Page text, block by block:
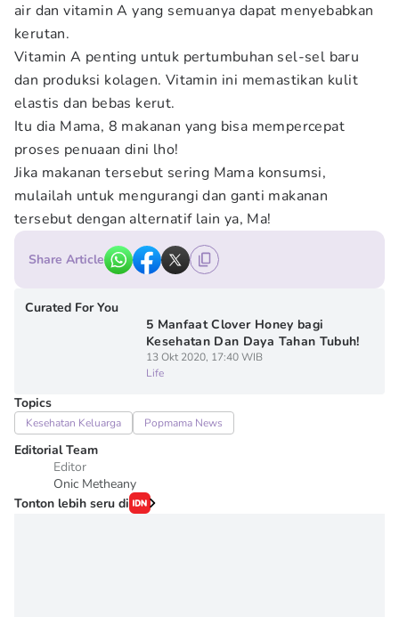
air dan vitamin A yang semuanya dapat menyebabkan
kerutan.
Vitamin A penting untuk pertumbuhan sel-sel baru
dan produksi kolagen. Vitamin ini memastikan kulit
elastis dan bebas kerut.
Itu dia Mama, 8 makanan yang bisa mempercepat
proses penuaan dini lho!
Jika makanan tersebut sering Mama konsumsi,
mulailah untuk mengurangi dan ganti makanan
tersebut dengan alternatif lain ya, Ma!
Share Article
Curated For You
5 Manfaat Clover Honey bagi
Kesehatan Dan Daya Tahan Tubuh!
13 Okt 2020, 17:40 WIB
Life
Topics
Kesehatan Keluarga Popmama News
Editorial Team
Editor
Onic Metheany
Tonton lebih seru di